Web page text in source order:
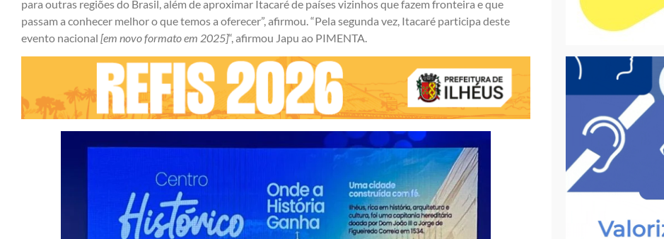
para outras regiões do Brasil, além de aproximar Itacaré de países vizinhos que fazem fronteira e que
passam a conhecer melhor o que temos a oferecer”, afirmou. “Pela segunda vez, Itacaré participa deste
evento nacional [em novo formato em 2025]“, afirmou Japu ao PIMENTA.